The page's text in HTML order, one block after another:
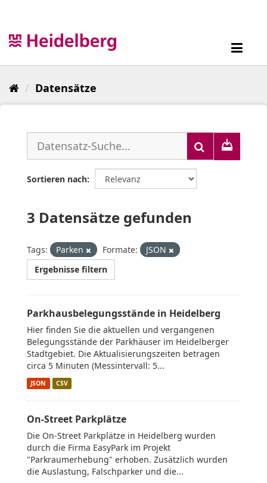
Datensätze
Sortieren nach
3 Datensätze gefunden
Tags: Parken Formate:
JSON
Ergebnisse filtern
Parkhausbelegungsstände in Heidelberg
Hier finden Sie die aktuellen und vergangenen
Belegungsstände der Parkhäuser im Heidelberger
Stadtgebiet. Die Aktualisierungszeiten betragen
circa 5 Minuten (Messintervall: 5...
JSON CSV
On-Street Parkplätze
Die On-Street Parkplätze in Heidelberg wurden
durch die Firma EasyPark im Projekt
"Parkraumerhebung" erhoben. Zusätzlich wurden
die Auslastung, Falschparker und die...